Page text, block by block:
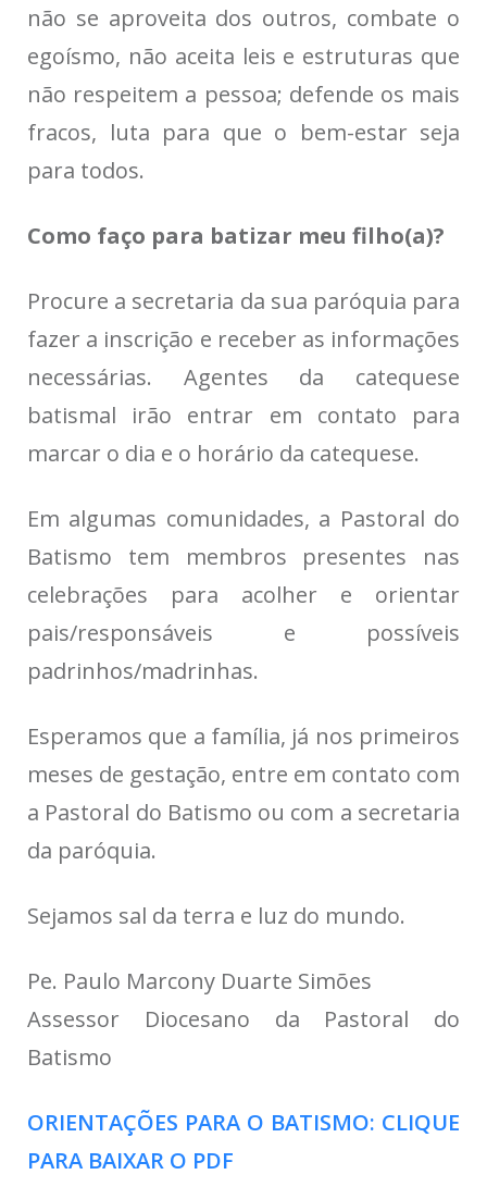
não se aproveita dos outros, combate o
egoísmo, não aceita leis e estruturas que
não respeitem a pessoa; defende os mais
fracos, luta para que o bem-estar seja
para todos.
Como faço para batizar meu filho(a)?
Procure a secretaria da sua paróquia para
fazer a inscrição e receber as informações
necessárias. Agentes da catequese
batismal irão entrar em contato para
marcar o dia e o horário da catequese.
Em algumas comunidades, a Pastoral do
Batismo tem membros presentes nas
celebrações para acolher e orientar
pais/responsáveis e possíveis
padrinhos/madrinhas.
Esperamos que a família, já nos primeiros
meses de gestação, entre em contato com
a Pastoral do Batismo ou com a secretaria
da paróquia.
Sejamos sal da terra e luz do mundo.
Pe. Paulo Marcony Duarte Simões
Assessor Diocesano da Pastoral do
Batismo
ORIENTAÇÕES PARA O BATISMO: CLIQUE
PARA BAIXAR O PDF